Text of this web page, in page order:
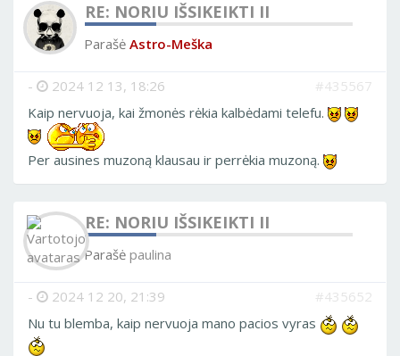
RE: NORIU IŠSIKEIKTI II
Parašė Astro-Meška
- 2024 12 13, 18:26
#435567
Kaip nervuoja, kai žmonės rėkia kalbėdami telefu.
Per ausines muzoną klausau ir perrėkia muzoną.
RE: NORIU IŠSIKEIKTI II
Parašė paulina
- 2024 12 20, 21:39
#435652
Nu tu blemba, kaip nervuoja mano pacios vyras